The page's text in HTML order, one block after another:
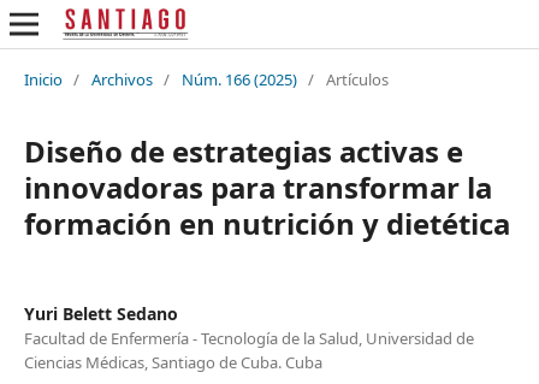
Inicio / Archivos / Núm. 166 (2025) / Artículos
Diseño de estrategias activas e
innovadoras para transformar la
formación en nutrición y dietética
Yuri Belett Sedano
Facultad de Enfermería - Tecnología de la Salud, Universidad de
Ciencias Médicas, Santiago de Cuba. Cuba